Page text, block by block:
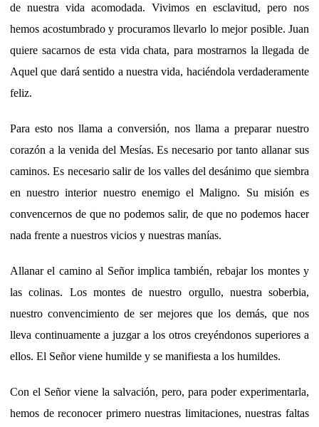
de nuestra vida acomodada. Vivimos en esclavitud, pero nos
hemos acostumbrado y procuramos llevarlo lo mejor posible. Juan
quiere sacarnos de esta vida chata, para mostrarnos la llegada de
Aquel que dará sentido a nuestra vida, haciéndola verdaderamente
feliz.
Para esto nos llama a conversión, nos llama a preparar nuestro
corazón a la venida del Mesías. Es necesario por tanto allanar sus
caminos. Es necesario salir de los valles del desánimo que siembra
en nuestro interior nuestro enemigo el Maligno. Su misión es
convencernos de que no podemos salir, de que no podemos hacer
nada frente a nuestros vicios y nuestras manías.
Allanar el camino al Señor implica también, rebajar los montes y
las colinas. Los montes de nuestro orgullo, nuestra soberbia,
nuestro convencimiento de ser mejores que los demás, que nos
lleva continuamente a juzgar a los otros creyéndonos superiores a
ellos. El Señor viene humilde y se manifiesta a los humildes.
Con el Señor viene la salvación, pero, para poder experimentarla,
hemos de reconocer primero nuestras limitaciones, nuestras faltas